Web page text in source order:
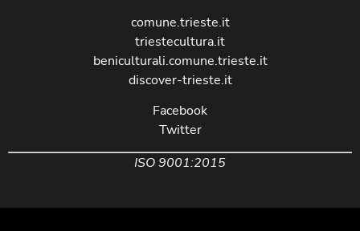
comune.trieste.it
triestecultura.it
beniculturali.comune.trieste.it
discover-trieste.it
Facebook
Twitter
ISO 9001:2015